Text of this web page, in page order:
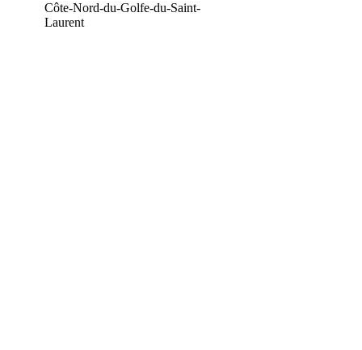
Côte-Nord-du-Golfe-du-Saint-
Laurent